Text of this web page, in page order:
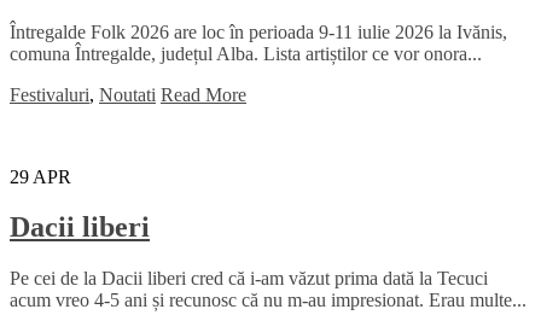
Întregalde Folk 2026 are loc în perioada 9-11 iulie 2026 la Ivănis,
comuna Întregalde, județul Alba. Lista artiștilor ce vor onora...
Festivaluri, Noutati Read More
29 APR
Dacii liberi
Pe cei de la Dacii liberi cred că i-am văzut prima dată la Tecuci
acum vreo 4-5 ani și recunosc că nu m-au impresionat. Erau multe...